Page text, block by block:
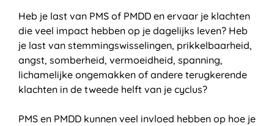
Heb je last van PMS of PMDD en ervaar je klachten
die veel impact hebben op je dagelijks leven? Heb
je last van stemmingswisselingen, prikkelbaarheid,
angst, somberheid, vermoeidheid, spanning,
lichamelijke ongemakken of andere terugkerende
klachten in de tweede helft van je cyclus?
PMS en PMDD kunnen veel invloed hebben op hoe je